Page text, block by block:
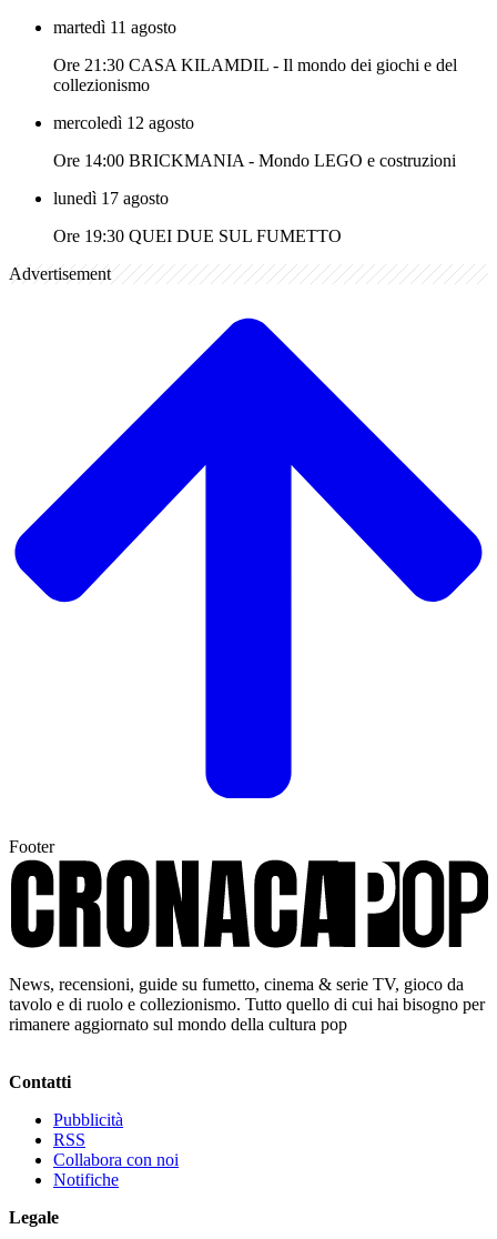
martedì 11 agosto
Ore 21:30 CASA KILAMDIL - Il mondo dei giochi e del
collezionismo
mercoledì 12 agosto
Ore 14:00 BRICKMANIA - Mondo LEGO e costruzioni
lunedì 17 agosto
Ore 19:30 QUEI DUE SUL FUMETTO
Advertisement
Footer
News, recensioni, guide su fumetto, cinema & serie TV, gioco da
tavolo e di ruolo e collezionismo. Tutto quello di cui hai bisogno per
rimanere aggiornato sul mondo della cultura pop
Contatti
Pubblicità
RSS
Collabora con noi
Notifiche
Legale